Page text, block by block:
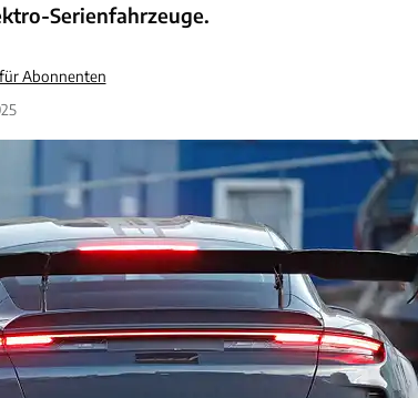
Serienfahrzeuge.
Abonnenten